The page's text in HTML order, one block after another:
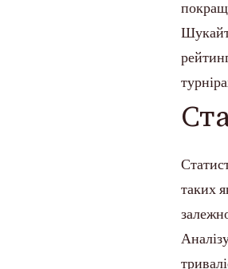
таких